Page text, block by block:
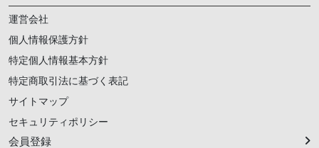
運営会社
個人情報保護方針
特定個人情報基本方針
特定商取引法に基づく表記
サイトマップ
セキュリティポリシー
会員登録